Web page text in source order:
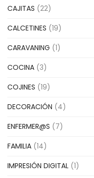
CAJITAS (22)
CALCETINES (19)
CARAVANING (1)
COCINA (3)
COJINES (19)
DECORACIÓN (4)
ENFERMER@S (7)
FAMILIA (14)
IMPRESIÓN DIGITAL (1)